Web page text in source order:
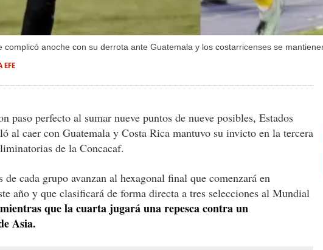
complicó anoche con su derrota ante Guatemala y los costarricenses se
EFE
paso perfecto al sumar nueve puntos de nueve posibles, Estados
al caer con Guatemala y Costa Rica mantuvo su invicto en la tercera
de la Concacaf.
de cada grupo avanzan al hexagonal final que comenzará en
año y que clasificará de forma directa a tres selecciones al Mundial
mientras que la cuarta jugará una repesca contra un
Asia.